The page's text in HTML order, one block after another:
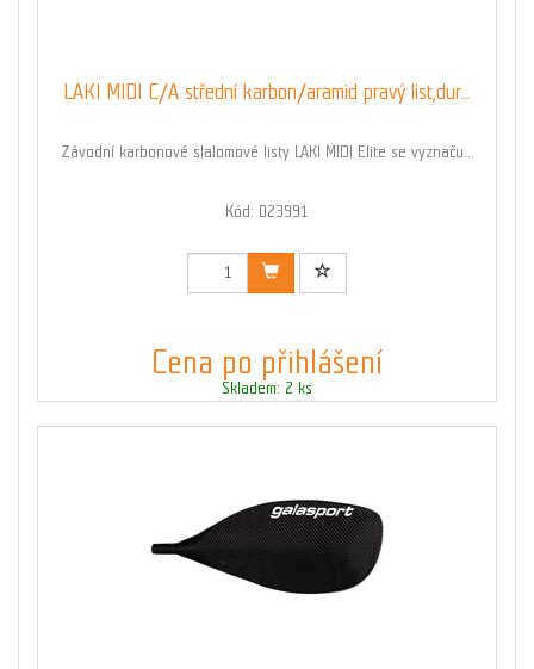
LAKI MIDI C/A střední karbon/aramid pravý list,dur...
Závodní karbonové slalomové listy LAKI MIDI Elite se vyznaču...
Kód: 023991
Cena po přihlášení
Skladem: 2 ks